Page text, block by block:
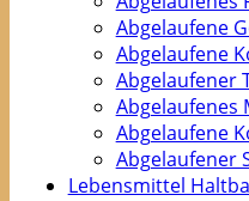
Abgelaufene
Abgelaufene
Abgelaufener
Abgelaufenes
Abgelaufene
Abgelaufener
Lebensmittel